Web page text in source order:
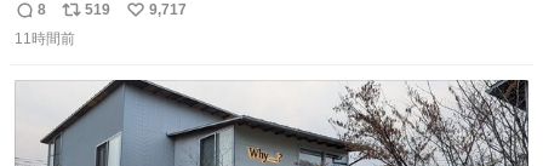
返
信
8
リ
ポ
数
519
い
数
9,717
11時間前